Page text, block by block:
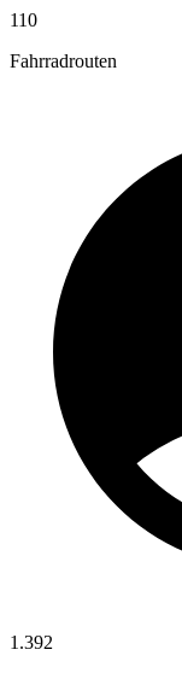
110
Fahrradrouten
1.392